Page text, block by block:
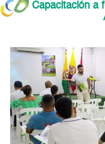
Capacitación a